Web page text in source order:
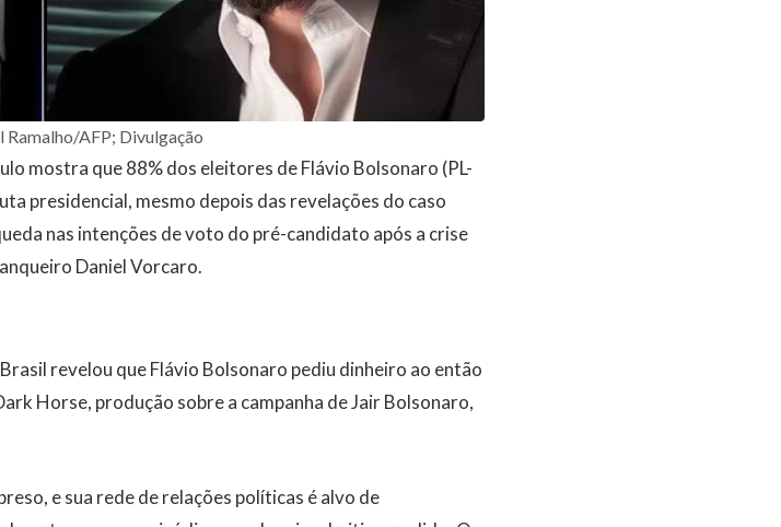
Ramalho/AFP; Divulgação
mostra que 88% dos eleitores de Flávio Bolsonaro (PL-
presidencial, mesmo depois das revelações do caso
nas intenções de voto do pré-candidato após a crise
Daniel Vorcaro.
revelou que Flávio Bolsonaro pediu dinheiro ao então
Horse, produção sobre a campanha de Jair Bolsonaro,
e sua rede de relações políticas é alvo de